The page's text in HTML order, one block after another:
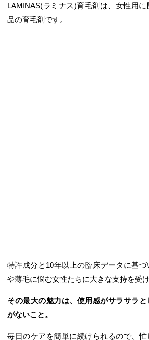
LAMINAS(ラミナス)育毛剤は、女性用
品の育毛剤です。
特許成分と10年以上の臨床データに基
や薄毛に悩む女性たちに大きな支持を受け
その最大の魅力は、使用感がサラサラと
がないこと。
毎日のケアを簡単に続けられるので、忙